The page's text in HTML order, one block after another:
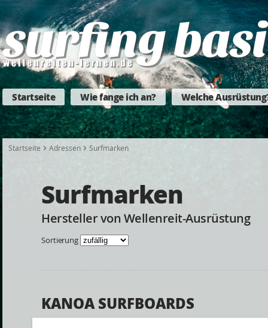
Startseite Wie fange ich an? Welche
Startseite Adressen Surfmarken
Surfmarken
Hersteller von Wellenreit-Ausrüstung
Sortierung
KANOA SURFBOARDS